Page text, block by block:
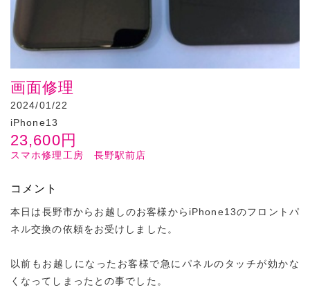
画面修理
2024/01/22
iPhone13
23,600 円
スマホ修理工房 長野駅前店
コメント
本日は長野市からお越しのお客様からiPhone13のフロントパ
ネル交換の依頼をお受けしました。
以前もお越しになったお客様で急にパネルのタッチが効かな
くなってしまったとの事でした。